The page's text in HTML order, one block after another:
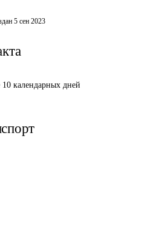
5 сен 2023
календарных дней